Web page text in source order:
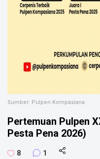
Sumber: Pulpen Kompasiana.
Pertemuan Pulpen
Pesta Pena 2026)
8 1